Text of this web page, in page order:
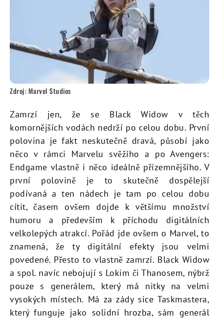
Zdroj: Marvel Studios
Zamrzí jen, že se Black Widow v těch
komornějších vodách nedrží po celou dobu. První
polovina je fakt neskutečně dravá, působí jako
něco v rámci Marvelu svěžího a po Avengers:
Endgame vlastně i něco ideálně přízemnějšího. V
první polovině je to skutečně dospělejší
podívaná a ten nádech je tam po celou dobu
cítit, časem ovšem dojde k většímu množství
humoru a především k příchodu digitálních
velkolepých atrakcí. Pořád jde ovšem o Marvel, to
znamená, že ty digitální efekty jsou velmi
povedené. Přesto to vlastně zamrzí. Black Widow
a spol. navíc nebojují s Lokim či Thanosem, nýbrž
pouze s generálem, který má nitky na velmi
vysokých místech. Má za zády sice Taskmastera,
který funguje jako solidní hrozba, sám generál